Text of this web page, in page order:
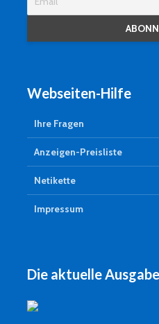
Webseiten-Hilfe
Ihre Fragen
Anzeigen-Preisliste
Netikette
Impressum
Die aktuelle